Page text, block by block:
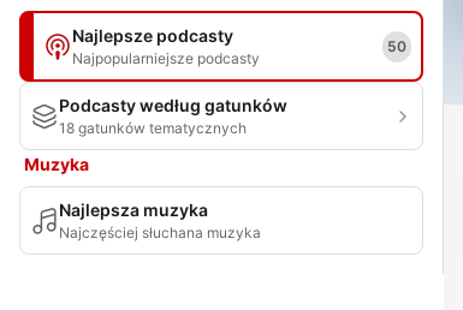
Najlepsze podcasty
Najpopularniejsze podcasty
50
Podcasty według gatunków
18 gatunków tematycznych
Muzyka
Najlepsza muzyka
Najczęściej słuchana muzyka